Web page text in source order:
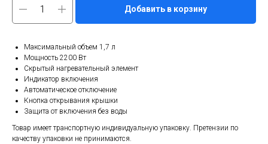
Добавить в корзину
Максимальный объем 1,7 л
Мощность 2200 Вт
Скрытый нагревательный элемент
Индикатор включения
Автоматическое отключение
Кнопка открывания крышки
Защита от включения без воды
Товар имеет транспортную индивидуальную упаковку. Претензии по
качеству упаковки не принимаются.